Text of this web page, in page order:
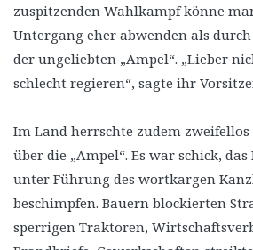
zuspitzenden Wahlkampf könne
Untergang eher abwenden als
der ungeliebten „Ampel“. „Lieber
schlecht regieren“, sagte ihr
Im Land herrschte zudem
über die „Ampel“. Es war schick,
unter Führung des wortkargen
beschimpfen. Bauern blockierten
sperrigen Traktoren,